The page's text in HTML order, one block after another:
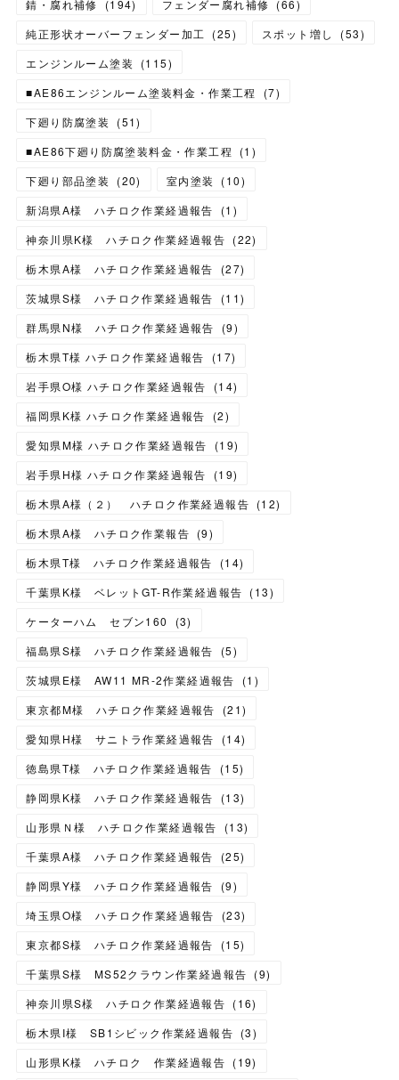
錆・腐れ補修 (194) フェンダー腐れ補修 (66)
純正形状オーバーフェンダー加工
(25) スポット増し (53)
エンジンルーム塗装
(115)
■AE86エンジンルーム塗装料金・作業工程
(7)
下廻り防腐塗装
(51)
■AE86下廻り防腐塗装料金・作業工程
(1 )
下廻り部品塗装
(20) 室内塗装 (10)
新潟県A様 ハチロク作業経過報告
(1 )
神奈川県K様 ハチロク作業経過報告 (22)
栃木県A様 ハチロク作業経過報告
(27)
茨城県S様 ハチロク作業経過報告
(11)
群馬県N様 ハチロク作業経過報告
(9)
栃木県T様 ハチロク作業経過報告
(17)
岩手県O様 ハチロク作業経過報告
(14)
福岡県K様 ハチロク作業経過報告
(2)
愛知県M様 ハチロク作業経過報告
(19)
岩手県H様 ハチロク作業経過報告
(19)
栃木県A様（２） ハチロク作業経過報告 (12)
栃木県A様 ハチロク作業報告 (9)
栃木県T様 ハチロク作業経過報告
(14)
千葉県K様 ベレットGT-R作業経過報告 (13)
ケーターハム セブン160
(3)
福島県S様 ハチロク作業経過報告
(5)
茨城県E様 AW11 MR-2作業経過報告
(1 )
東京都M様 ハチロク作業経過報告
(21)
愛知県H様 サニトラ作業経過報告
(14)
徳島県T様 ハチロク作業経過報告
(15)
静岡県K様 ハチロク作業経過報告
(13)
山形県Ｎ様 ハチロク作業経過報告
(13)
千葉県A様 ハチロク作業経過報告
(25)
静岡県Y様 ハチロク作業経過報告
(9)
埼玉県O様 ハチロク作業経過報告
(23)
東京都S様 ハチロク作業経過報告
(15)
千葉県S様 MS52クラウン作業経過報告 (9)
神奈川県S様 ハチロク作業経過報告 (16)
栃木県I様 SB1シビック作業経過報告 (3)
山形県K様 ハチロク 作業経過報告 (19)